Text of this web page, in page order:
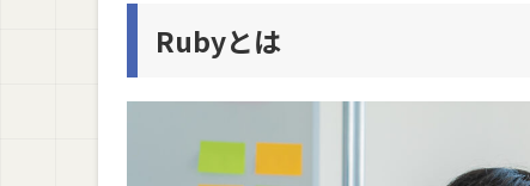
方法2. アウトプットしながら学習を進める
Rubyとは